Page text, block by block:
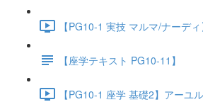
【PG10-1 実技 マルマ/ナーデ
【座学テキスト PG10-11】
【PG10-1 座学 基礎2】アーユ